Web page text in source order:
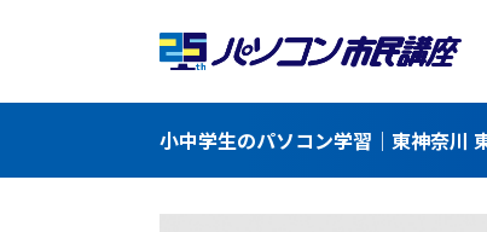
小中学生のパソコン学習｜東神奈川